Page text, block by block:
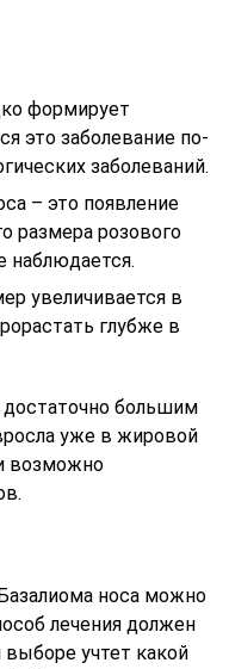
формирует
это заболевание по-
заболеваний.
– это появление
размера розового
наблюдается.
увеличивается в
глубже в
достаточно большим
уже в жировой
возможно
носа можно
лечения должен
учтет какой